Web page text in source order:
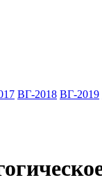
ВГ-2018 ВГ-2019